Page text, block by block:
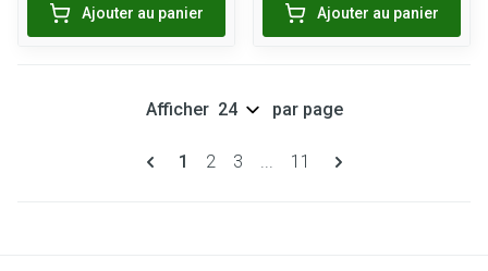
Ajouter au panier Ajouter au panier
Pages
Vous lisez actuellement la page
1 Page
2 Page
3 ... Page
11
Afficher par page